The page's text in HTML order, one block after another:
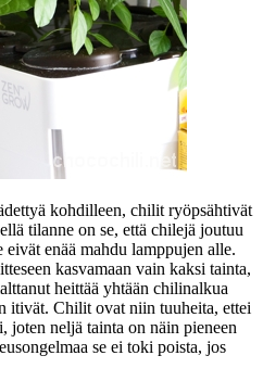
kohdilleen, chilit ryöpsähtivät
tilanne on se, että chilejä joutuu
enää mahdu lamppujen alle.
kasvamaan vain kaksi tainta,
heittää yhtään chilinalkua
itivät. Chilit ovat niin tuuheita, ettei
joten neljä tainta on näin pieneen
se ei toki poista, jos